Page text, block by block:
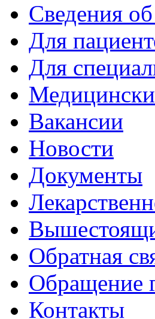
Сведения
Для
Для
Вакансии
Новости
Документы
Обратная
Обращение
Контакты